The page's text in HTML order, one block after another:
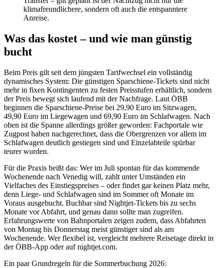
klimafreundlichere, sondern oft auch die entspanntere
Anreise.
Was das kostet – und wie man günstig
bucht
Beim Preis gilt seit dem jüngsten Tarifwechsel ein vollständig
dynamisches System: Die günstigen Sparschiene-Tickets sind nicht
mehr in fixen Kontingenten zu festen Preisstufen erhältlich, sondern
der Preis bewegt sich laufend mit der Nachfrage. Laut ÖBB
beginnen die Sparschiene-Preise bei 29,90 Euro im Sitzwagen,
49,90 Euro im Liegewagen und 69,90 Euro im Schlafwagen. Nach
oben ist die Spanne allerdings größer geworden: Fachportale wie
Zugpost haben nachgerechnet, dass die Obergrenzen vor allem im
Schlafwagen deutlich gestiegen sind und Einzelabteile spürbar
teurer wurden.
Für die Praxis heißt das: Wer im Juli spontan für das kommende
Wochenende nach Venedig will, zahlt unter Umständen ein
Vielfaches des Einstiegspreises – oder findet gar keinen Platz mehr,
denn Liege- und Schlafwagen sind im Sommer oft Monate im
Voraus ausgebucht. Buchbar sind Nightjet-Tickets bis zu sechs
Monate vor Abfahrt, und genau dann sollte man zugreifen.
Erfahrungswerte von Bahnportalen zeigen zudem, dass Abfahrten
von Montag bis Donnerstag meist günstiger sind als am
Wochenende. Wer flexibel ist, vergleicht mehrere Reisetage direkt in
der ÖBB-App oder auf nightjet.com.
Ein paar Grundregeln für die Sommerbuchung 2026: